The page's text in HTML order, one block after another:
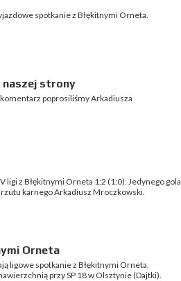
spotkanie z Błękitnymi Orneta.
naszej strony
poprosiliśmy Arkadiusza
ligi z Błękitnymi Orneta 1:2 (1:0). Jedynego gola
karnego Arkadiusz Mroczkowski.
Orneta
ligowe spotkanie z Błękitnymi Orneta.
przy SP 18 w Olsztynie (Dajtki).